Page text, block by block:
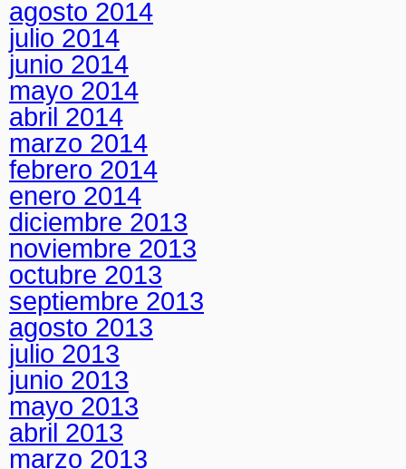
agosto 2014
julio 2014
junio 2014
mayo 2014
abril 2014
marzo 2014
febrero 2014
enero 2014
diciembre 2013
noviembre 2013
octubre 2013
septiembre 2013
agosto 2013
julio 2013
junio 2013
mayo 2013
abril 2013
marzo 2013